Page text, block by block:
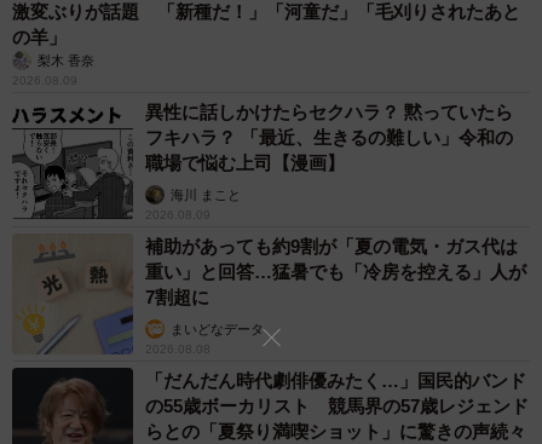
激変ぶりが話題 「新種だ！」「河童だ」「毛刈りされたあと
の羊」
梨木 香奈
2026.08.09
異性に話しかけたらセクハラ？ 黙っていたら
フキハラ？ 「最近、生きるの難しい」令和の
職場で悩む上司【漫画】
海川 まこと
2026.08.09
補助があっても約9割が「夏の電気・ガス代は
重い」と回答…猛暑でも「冷房を控える」人が
7割超に
まいどなデータ
2026.08.08
「だんだん時代劇俳優みたく…」国民的バンド
の55歳ボーカリスト 競馬界の57歳レジェンド
らとの「夏祭り満喫ショット」に驚きの声続々